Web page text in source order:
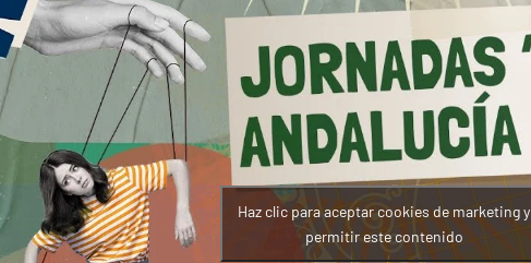
Haz clic para aceptar cookies de marketing y
permitir este contenido